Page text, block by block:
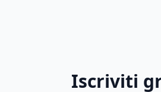
Iscriviti